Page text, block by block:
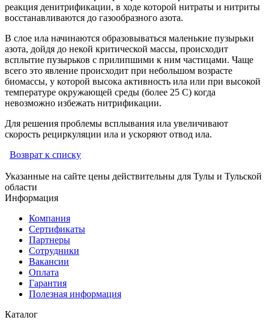
реакция денитрификации, в ходе которой нитраты и нитриты
восстанавливаются до газообразного азота.
В слое ила начинаются образовываться маленькие пузырьки
азота, дойдя до некой критической массы, происходит
всплытие пузырьков с прилипшими к ним частицами. Чаще
всего это явление происходит при небольшом возрасте
биомассы, у которой высока активность ила или при высокой
температуре окружающей среды (более 25 С) когда
невозможно избежать нитрификации.
Для решения проблемы всплывания ила увеличивают
скорость рециркуляции ила и ускоряют отвод ила.
Возврат к списку
Указанные на сайте цены действительны для Тулы и Тульской
области
Информация
Компания
Сертификаты
Партнеры
Сотрудники
Вакансии
Оплата
Гарантия
Полезная информация
Каталог